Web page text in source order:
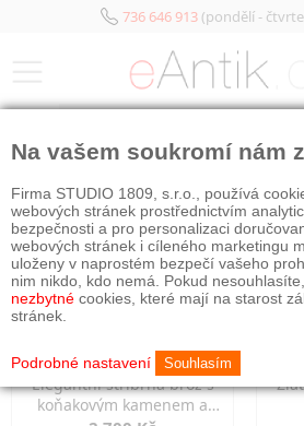
736 646 913(pondělí -
Elegantní stříbrná brož s
koňakovým kamenem a
Na vašem soukromí nám
Firma STUDIO 1809, s.r.o., používá
webových stránek prostřednictvím
bezpečnosti a pro personalizaci
webových stránek i cíleného marketingu
uloženy v naprostém bezpečí vašeho
nim nikdo, kdo nemá. Pokud
nezbytné cookies, které mají na starost
stránek.
Podrobné nastavení Souhlasím